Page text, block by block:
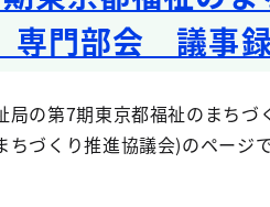
専門部会 議事
局の第7期東京都福祉のまち
ちづくり推進協議会)のページで